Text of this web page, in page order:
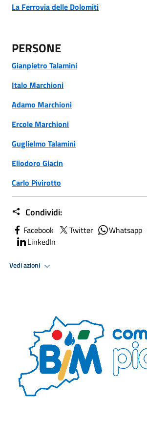
La Ferrovia delle Dolomiti
PERSONE
Gianpietro Talamini
Italo Marchioni
Adamo Marchioni
Ercole Marchioni
Guglielmo Talamini
Eliodoro Giacin
Carlo Pivirotto
Condividi:
Facebook Twitter Whatsapp
LinkedIn
Vedi azioni